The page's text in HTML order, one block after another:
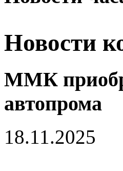
Новости
ММК
автопрома
18.11.2025